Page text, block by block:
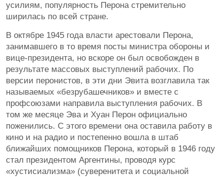
усилиям, популярность Перона стремительно
ширилась по всей стране.
В октябре 1945 года власти арестовали Перона,
занимавшего в то время посты министра обороны и
вице-президента, но вскоре он был освобожден в
результате массовых выступлений рабочих. По
версии перонистов, в эти дни Эвита возглавила так
называемых «безрубашечников» и вместе с
профсоюзами направила выступления рабочих. В
том же месяце Эва и Хуан Перон официально
поженились. С этого времени она оставила работу в
кино и на радио и постепенно вошла в штаб
ближайших помощников Перона, который в 1946 году
стал президентом Аргентины, проводя курс
«хустисиализма» (суверенитета и социальной